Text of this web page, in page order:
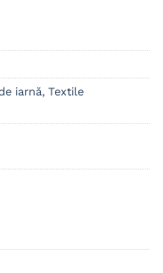
iarnă, Textile